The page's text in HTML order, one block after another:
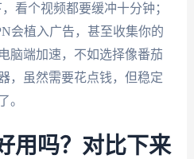
看个视频都要缓冲十分钟；
会植入广告，甚至收集你的
脑端加速，不如选择像番茄
，虽然需要花点钱，但稳定
。
用吗？对比下来